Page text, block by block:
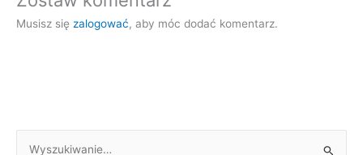
Musisz się zalogować, aby móc dodać komentarz.